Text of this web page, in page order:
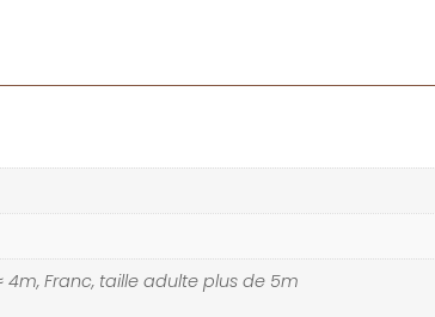
4m, Franc, taille adulte plus de 5m